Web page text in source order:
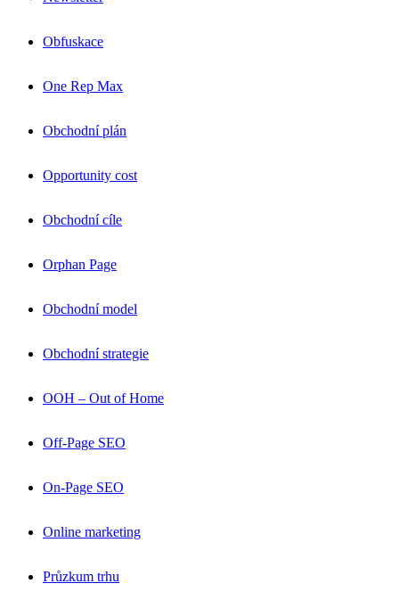
Obfuskace
One Rep Max
Obchodní plán
Opportunity cost
Obchodní cíle
Orphan Page
Obchodní model
Obchodní strategie
OOH – Out of Home
Off-Page SEO
On-Page SEO
Online marketing
Průzkum trhu